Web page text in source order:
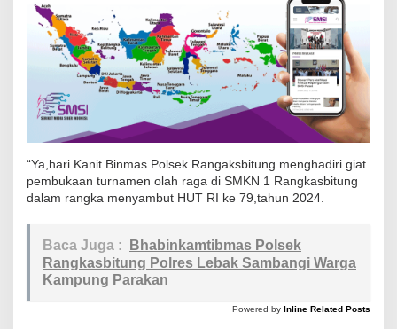
P
e
m
b
u
a
n
u
r
a
“Ya,hari Kanit Binmas Polsek Rangaksbitung menghadiri giat
pembukaan turnamen olah raga di SMKN 1 Rangkasbitung
dalam rangka menyambut HUT RI ke 79,tahun 2024.
Baca Juga :
Bhabinkamtibmas Polsek
Rangkasbitung Polres Lebak Sambangi Warga
Kampung Parakan
Powered by Inline Related Posts